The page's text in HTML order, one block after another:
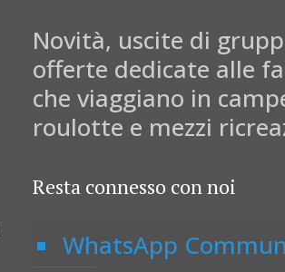
Novità, uscite di
offerte dedicate alle
che viaggiano in
roulotte e mezzi
Resta connesso con noi
WhatsApp